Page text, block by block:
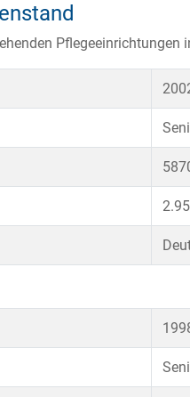
Pflegeeinrichtungen